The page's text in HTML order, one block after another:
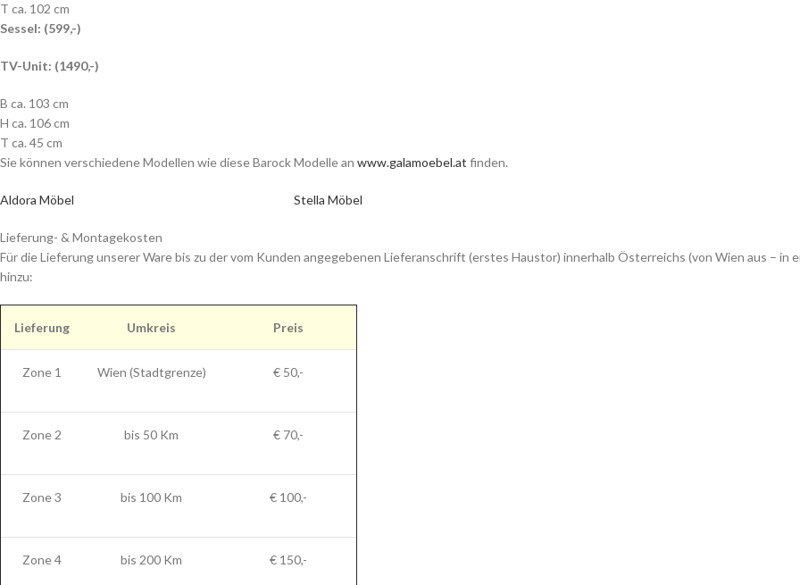
T ca. 102 cm
Sessel: (599,-)
TV-Unit: (1490,-)
B ca. 103 cm
H ca. 106 cm
T ca. 45 cm
Sie können verschiedene Modellen wie diese Barock Modelle an www.galamoebel.at finden.
Aldora Möbel Stella Möbel
Lieferung- & Montagekosten
Für die Lieferung unserer Ware bis zu der vom Kunden angegebenen Lieferanschrift (erstes Haustor) innerhalb Österreichs (von Wien aus – in
hinzu:
Lieferung Umkreis Preis
Zone 1 Wien (Stadtgrenze) € 50,-
Zone 2 bis 50 Km € 70,-
Zone 3 bis 100 Km € 100,-
Zone 4 bis 200 Km € 150,-